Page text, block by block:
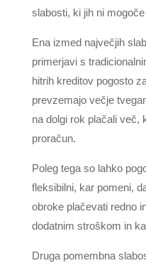
slabosti, ki jih ni
Ena izmed največjih
primerjavi s
hitrih kreditov pogosto
prevzemajo večje
na dolgi rok plačali več,
proračun.
Poleg tega so lahko
fleksibilni, kar pomeni,
obroke plačevati redno
dodatnim stroškom in
Druga pomembna